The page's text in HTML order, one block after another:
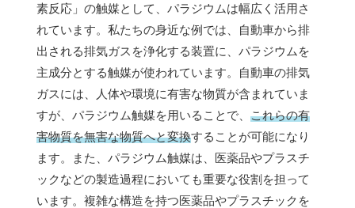
素反応」の触媒として、パラジウムは幅広く活用さ
れています。私たちの身近な例では、自動車から排
出される排気ガスを浄化する装置に、パラジウムを
主成分とする触媒が使われています。自動車の排気
ガスには、人体や環境に有害な物質が含まれていま
すが、パラジウム触媒を用いることで、 これらの有
害物質を無害な物質へと変換することが可能になり
ます。また、パラジウム触媒は、医薬品やプラスチ
ックなどの製造過程においても重要な役割を担って
います。複雑な構造を持つ医薬品やプラスチックを